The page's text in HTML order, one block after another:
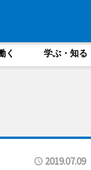
く 学ぶ・知る
2019.07.09